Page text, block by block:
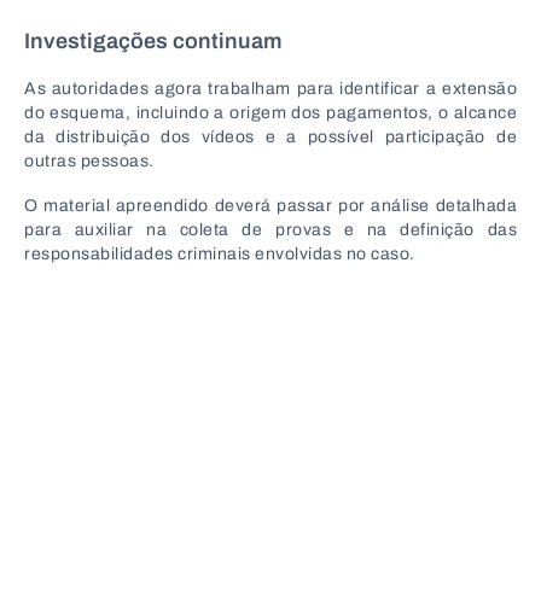
Investigações continuam
As autoridades agora trabalham para identificar a extensão
do esquema, incluindo a origem dos pagamentos, o alcance
da distribuição dos vídeos e a possível participação de
outras pessoas.
O material apreendido deverá passar por análise detalhada
para auxiliar na coleta de provas e na definição das
responsabilidades criminais envolvidas no caso.